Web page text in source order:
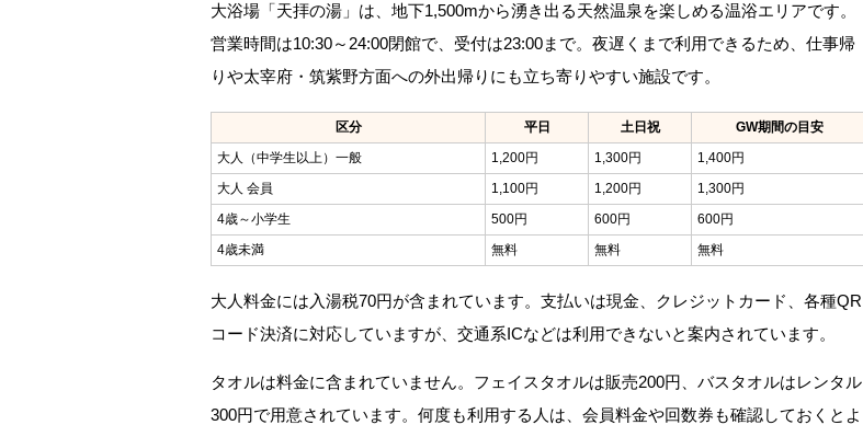
大浴場「天拝の湯」は、地下1,500mから湧き出る天然温泉を楽しめる温浴エリアです。
営業時間は10:30～24:00閉館で、受付は23:00まで。夜遅くまで利用できるため、仕事帰
りや太宰府・筑紫野方面への外出帰りにも立ち寄りやすい施設です。
区分 平日 土日祝
GW期間の目安
大人（中学生以上）一般
1,200円 1,300円
1,400円
大人 会員
1,100円 1,200円
1,300円
4歳～小学生
500円 600円
600円
4歳未満
無料 無料 無料
大人料金には入湯税70円が含まれています。支払いは現金、クレジットカード、各種QR
コード決済に対応していますが、交通系ICなどは利用できないと案内されています。
タオルは料金に含まれていません。フェイスタオルは販売200円、バスタオルはレンタル
300円で用意されています。何度も利用する人は、会員料金や回数券も確認しておくとよ